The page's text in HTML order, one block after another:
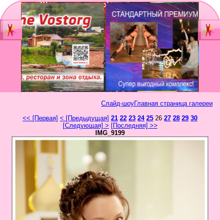
Главная
Шоу-группа
Видеостудия
Контакты
Портфолио
Свадьбы
Статьи
Главная страница галереи
Слайд-шоу
<< [Первая] < [Предыдущая] 21 22 23 24 25 26 27 28 29 30
[Следующая] > [Последняя] >>
IMG_9199